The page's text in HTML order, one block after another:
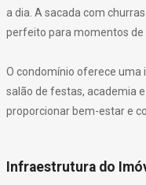
a dia. A sacada com
perfeito para momentos de
O condomínio oferece
salão de festas, academia
proporcionar bem-estar e
Infraestrutura do